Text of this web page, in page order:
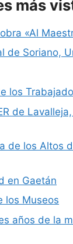
más
«Al
de Soriano,
los
de
de los Altos
en Gaetán
los Museos
años de la